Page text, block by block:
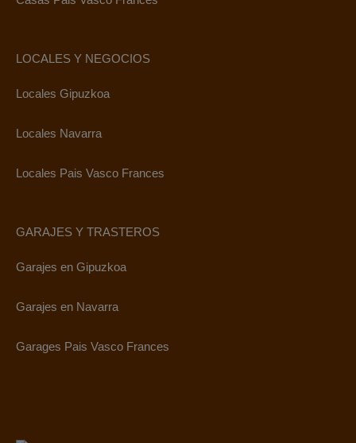
LOCALES Y NEGOCIOS
Locales Gipuzkoa
Locales Navarra
Locales Pais Vasco Frances
GARAJES Y TRASTEROS
Garajes en Gipuzkoa
Garajes en Navarra
Garages Pais Vasco Frances